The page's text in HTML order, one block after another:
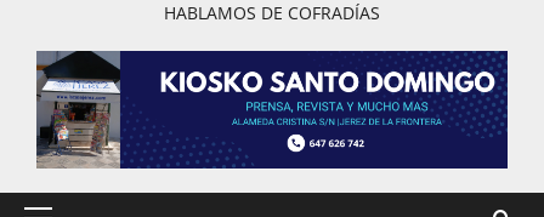
HABLAMOS DE COFRADÍAS